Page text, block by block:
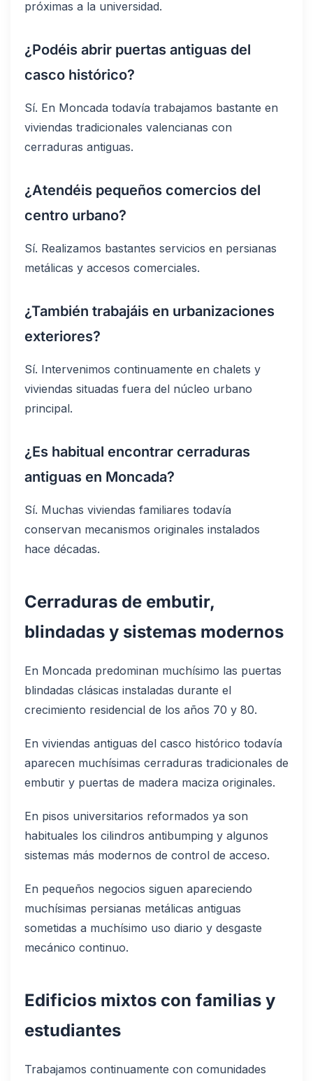
próximas a la universidad.
¿Podéis abrir puertas antiguas del
casco histórico?
Sí. En Moncada todavía trabajamos bastante en
viviendas tradicionales valencianas con
cerraduras antiguas.
¿Atendéis pequeños comercios del
centro urbano?
Sí. Realizamos bastantes servicios en persianas
metálicas y accesos comerciales.
¿También trabajáis en urbanizaciones
exteriores?
Sí. Intervenimos continuamente en chalets y
viviendas situadas fuera del núcleo urbano
principal.
¿Es habitual encontrar cerraduras
antiguas en Moncada?
Sí. Muchas viviendas familiares todavía
conservan mecanismos originales instalados
hace décadas.
Cerraduras de embutir,
blindadas y sistemas modernos
En Moncada predominan muchísimo las puertas
blindadas clásicas instaladas durante el
crecimiento residencial de los años 70 y 80.
En viviendas antiguas del casco histórico todavía
aparecen muchísimas cerraduras tradicionales de
embutir y puertas de madera maciza originales.
En pisos universitarios reformados ya son
habituales los cilindros antibumping y algunos
sistemas más modernos de control de acceso.
En pequeños negocios siguen apareciendo
muchísimas persianas metálicas antiguas
sometidas a muchísimo uso diario y desgaste
mecánico continuo.
Edificios mixtos con familias y
estudiantes
Trabajamos continuamente con comunidades